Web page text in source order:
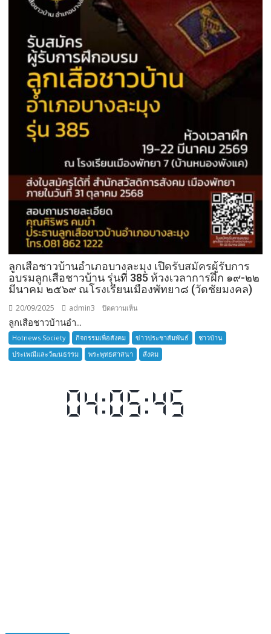
ลูกเสือชาวบ้านอำเภอบางละมุง เปิดรับสมัครผู้รับการ
อบรมลูกเสือชาวบ้าน รุ่นที่ 385 ห้วงเวลาการฝึก ๑๙-๒๒
มีนาคม ๒๕๖๙ ณโรงเรียนเมืองพัทยา๘ (วัดชัยมงคล)
20/09/2025 admin3 ปิดความเห็น
เสือ
ชาว
บ้าน
เปิด
รับ
ลูกเสือชาวบ้านอำ...
Hotnews Society กิจกรรมเพื่อสังคม ข่าวประชาสัมพันธ์
ชาวบ้าน
ประเพณีและวัฒนธรรม
พระพุทธศาสนา สังคม